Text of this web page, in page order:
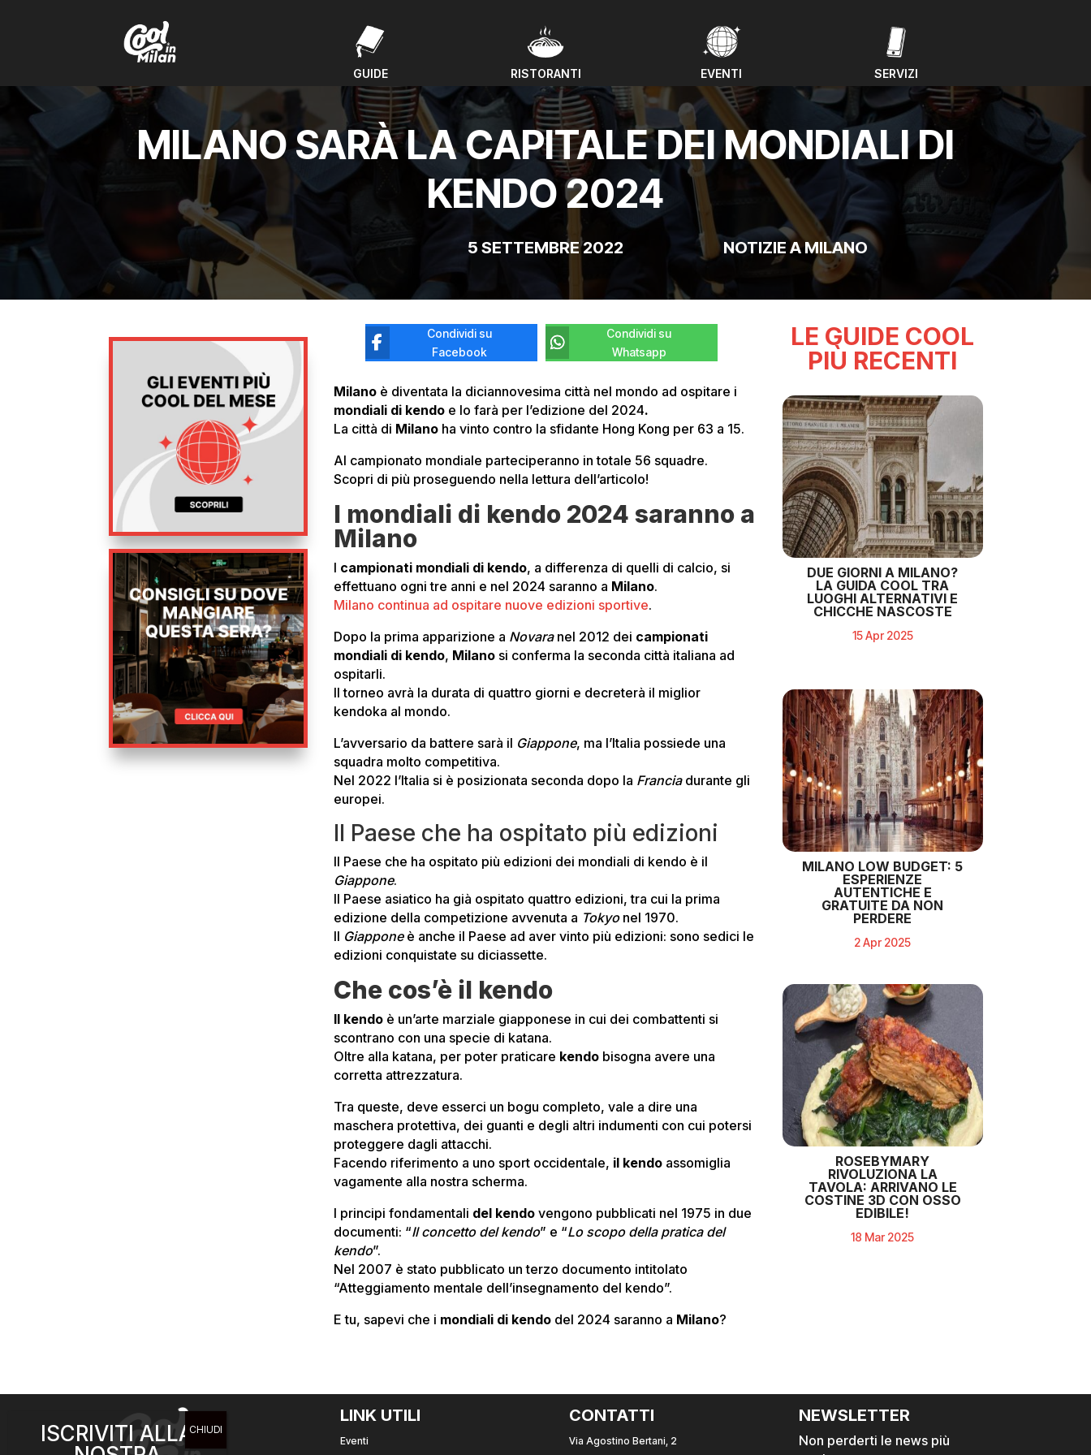
GUIDE RISTORANTI EVENTI SERVIZI
MILANO SARÀ LA CAPITALE DEI MONDIALI DI
KENDO 2024
5 SETTEMBRE 2022 NOTIZIE A MILANO
Condividi su
Facebook
Condividi su
Whatsapp
Milano è diventata la diciannovesima città nel mondo ad ospitare i
mondiali di kendo e lo farà per l’edizione del 2024.
La città di Milano ha vinto contro la sfidante Hong Kong per 63 a 15.
Al campionato mondiale parteciperanno in totale 56 squadre.
Scopri di più proseguendo nella lettura dell’articolo!
I mondiali di kendo 2024 saranno a
Milano
I campionati mondiali di kendo, a differenza di quelli di calcio, si
effettuano ogni tre anni e nel 2024 saranno a Milano.
Milano continua ad ospitare nuove edizioni sportive.
Dopo la prima apparizione a Novaranel 2012 dei campionati
mondiali di kendo, Milano si conferma la seconda città italiana ad
ospitarli.
Il torneo avrà la durata di quattro giorni e decreterà il miglior
kendoka al mondo.
L’avversario da battere sarà il Giappone, ma l’Italia possiede una
squadra molto competitiva.
Nel 2022 l’Italia si è posizionata seconda dopo la Franciadurante gli
europei.
Il Paese che ha ospitato più edizioni
Il Paese che ha ospitato più edizioni dei mondiali di kendo è il
Giappone.
Il Paese asiatico ha già ospitato quattro edizioni, tra cui la prima
edizione della competizione avvenuta a Tokyo nel 1970.
Il Giapponeè anche il Paese ad aver vinto più edizioni: sono sedici le
edizioni conquistate su diciassette.
Che cos’è il kendo
Il kendo è un’arte marziale giapponese in cui dei combattenti si
scontrano con una specie di katana.
Oltre alla katana, per poter praticare kendo bisogna avere una
corretta attrezzatura.
Tra queste, deve esserci un bogu completo, vale a dire una
maschera protettiva, dei guanti e degli altri indumenti con cui potersi
proteggere dagli attacchi.
Facendo riferimento a uno sport occidentale, il kendo assomiglia
vagamente alla nostra scherma.
I principi fondamentali del kendo vengono pubblicati nel 1975 in due
documenti: “Il concetto del kendo” e “Lo scopo della pratica del
kendo”.
Nel 2007 è stato pubblicato un terzo documento intitolato
“Atteggiamento mentale dell’insegnamento del kendo”.
E tu, sapevi che i mondiali di kendo del 2024 saranno a Milano?
LE GUIDE COOL
PIÙ RECENTI
DUE GIORNI A MILANO?
LA GUIDA COOL TRA
LUOGHI ALTERNATIVI E
CHICCHE NASCOSTE
15 Apr 2025
MILANO LOW BUDGET: 5
ESPERIENZE
AUTENTICHE E
GRATUITE DA NON
PERDERE
2 Apr 2025
ROSEBYMARY
RIVOLUZIONA LA
TAVOLA: ARRIVANO LE
COSTINE 3D CON OSSO
EDIBILE!
18 Mar 2025
LINK UTILI
Eventi
CONTATTI
Via Agostino Bertani, 2
NEWSLETTER
Non perderti le news più
ISCRIVITI ALLA